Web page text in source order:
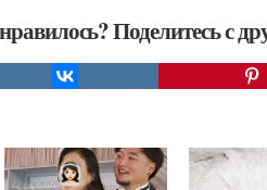
Поделитесь с